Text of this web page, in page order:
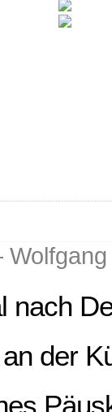
nach
der